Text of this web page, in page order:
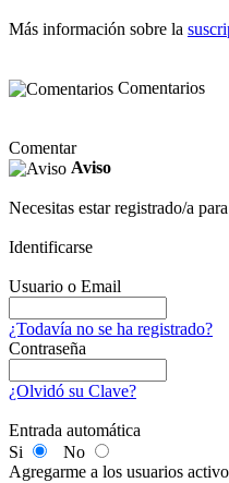
Más información sobre la
Comentarios
Comentar
Aviso
Necesitas estar registrado/a
Identificarse
Usuario o Email
¿Todavía no se ha registrado?
Contraseña
¿Olvidó su Clave?
Entrada automática
Si
No
Agregarme a los usuarios